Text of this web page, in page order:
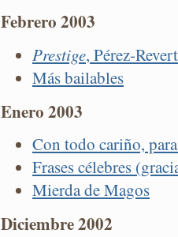
Febrero 2003
Prestige, Pérez-
Más bailables
Enero 2003
Con todo cariño,
Frases célebres
Mierda de Magos
Diciembre 2002